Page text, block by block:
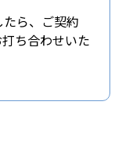
ら、ご契約
ち合わせいた